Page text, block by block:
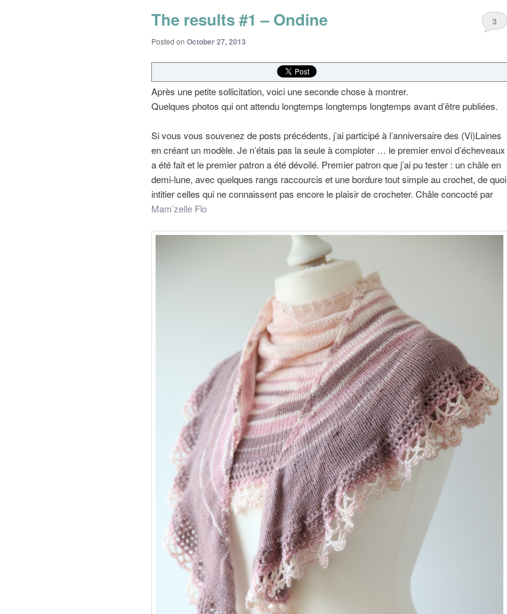
The results #1 – Ondine
Posted on October 27, 2013
3
Après une petite sollicitation, voici une seconde chose à montrer.
Quelques photos qui ont attendu longtemps longtemps longtemps avant d’être publiées.
Si vous vous souvenez de posts précédents, j’ai participé à l’anniversaire des (Vi)Laines
en créant un modèle. Je n’étais pas la seule à comploter … le premier envoi d’écheveaux
a été fait et le premier patron a été dévoilé. Premier patron que j’ai pu tester : un châle en
demi-lune, avec quelques rangs raccourcis et une bordure tout simple au crochet, de quoi
intitier celles qui ne connaissent pas encore le plaisir de crocheter. Châle concocté par
Mam’zelle Flo